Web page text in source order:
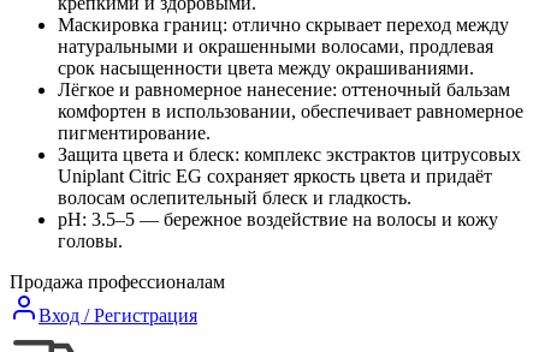
Маскировка границ: отлично скрывает переход между
натуральными и окрашенными волосами, продлевая
срок насыщенности цвета между окрашиваниями.
Лёгкое и равномерное нанесение: оттеночный бальзам
комфортен в использовании, обеспечивает равномерное
пигментирование.
Защита цвета и блеск: комплекс экстрактов цитрусовых
Uniplant Citric EG сохраняет яркость цвета и придаёт
волосам ослепительный блеск и гладкость.
pH: 3.5–5 — бережное воздействие на волосы и кожу
головы.
Продажа профессионалам
Вход / Регистрация